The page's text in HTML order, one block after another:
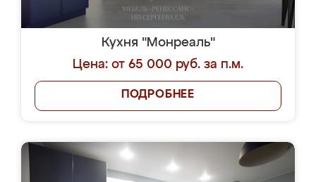
Кухня "Монреаль"
Цена: от 65 000 руб. за п.м.
ПОДРОБНЕЕ